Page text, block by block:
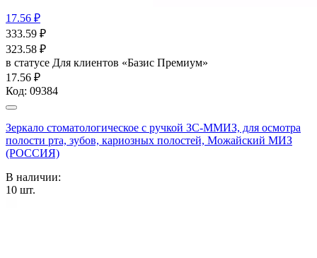
17.56 ₽
333.59 ₽
323.58 ₽
в статусе Для клиентов «Базис Премиум»
17.56 ₽
Код: 09384
Зеркало стоматологическое с ручкой ЗС-ММИЗ, для осмотра
полости рта, зубов, кариозных полостей, Можайский МИЗ
(РОССИЯ)
В наличии:
10 шт.